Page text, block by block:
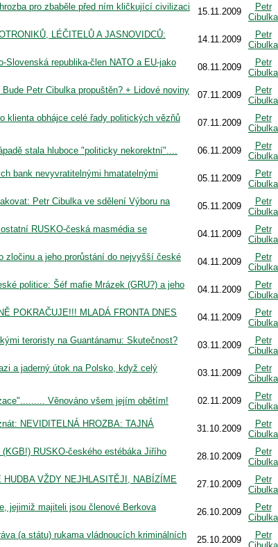
pro zbaběle před ním kličkující civilizaci
15.11.2009
Petr
Cibulka
LÉČITELŮ A JASNOVIDCŮ:
14.11.2009
Petr
Cibulka
republika-člen NATO a EU-jako
08.11.2009
Petr
Cibulka
Petr Cibulka propuštěn? + Lidové noviny
07.11.2009
Petr
Cibulka
klienta obhájce celé řady politických vězňů
07.11.2009
Petr
Cibulka
stala hluboce "politicky nekorektní".... 06.11.2009
Petr
Cibulka
bank nevyvratitelnými hmatatelnými
05.11.2009
Petr
Cibulka
Petr Cibulka ve sdělení Výboru na
05.11.2009
Petr
Cibulka
RUSKO-česká masmédia se
04.11.2009
Petr
Cibulka
zločinu a jeho prorůstání do nejvyšší české
04.11.2009
Petr
Cibulka
politice: Šéf mafie Mrázek (GRU?) a jeho
04.11.2009
Petr
Cibulka
POKRAČUJE!!! MLADÁ FRONTA DNES
04.11.2009
Petr
Cibulka
teroristy na Guantánamu: Skutečnost?
03.11.2009
Petr
Cibulka
a jaderný útok na Polsko, když celý
03.11.2009
Petr
Cibulka
Věnováno všem jejím obětím! 02.11.2009
Petr
Cibulka
NEVIDITELNÁ HROZBA: TAJNÁ
31.10.2009
Petr
Cibulka
RUSKO-českého estébáka Jiřího
28.10.2009
Petr
Cibulka
VŽDY NEJHLASITĚJI, NABÍZÍME
27.10.2009
Petr
Cibulka
jejimiž majiteli jsou členové Berkova
26.10.2009
Petr
Cibulka
(a státu) rukama vládnoucích kriminálních
25.10.2009
Petr